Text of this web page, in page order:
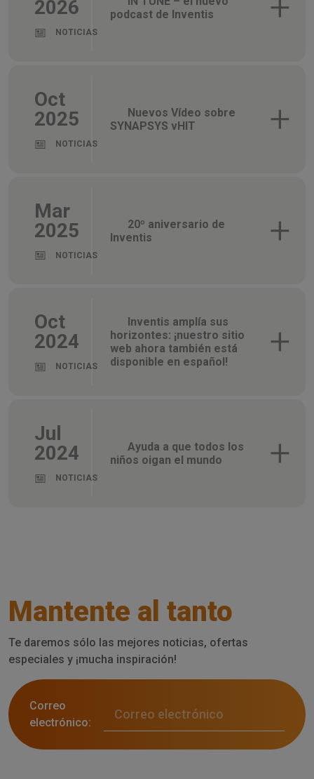
2026
NOTICIAS
podcast de Inventis
Oct
2025
NOTICIAS
Nuevos Vídeo sobre
SYNAPSYS vHIT
Mar
2025
NOTICIAS
20º aniversario de
Inventis
Oct
2024
NOTICIAS
Inventis amplía sus
horizontes: ¡nuestro sitio
web ahora también está
disponible en español!
Jul
2024
NOTICIAS
Ayuda a que todos los
niños oigan el mundo
Mantente al tanto
Te daremos sólo las mejores noticias, ofertas
especiales y ¡mucha inspiración!
Correo
electrónico: